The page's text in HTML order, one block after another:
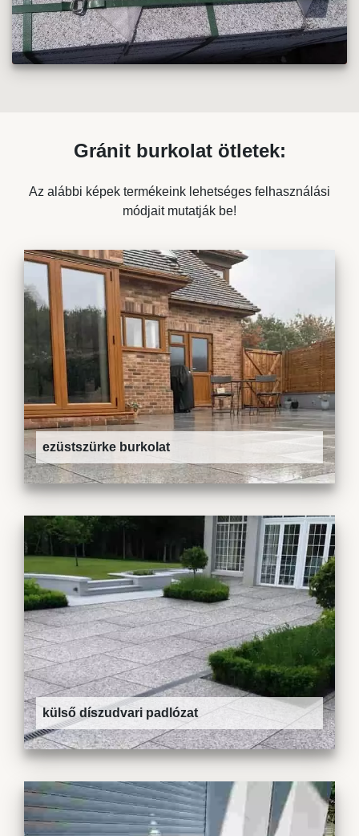
Gránit burkolat ötletek:
Az alábbi képek termékeink lehetséges felhasználási
módjait mutatják be!
ezüstszürke burkolat
külső díszudvari padlózat